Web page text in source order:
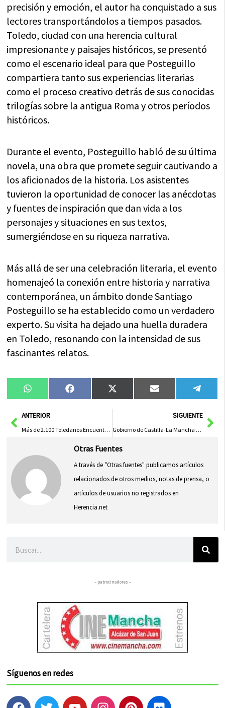
precisión y emoción, el autor ha conquistado a sus
lectores transportándolos a tiempos pasados.
Toledo, ciudad con una herencia cultural
impresionante y paisajes históricos, se presentó
como el escenario ideal para que Posteguillo
compartiera tanto sus experiencias literarias
como el proceso creativo detrás de sus conocidas
trilogías sobre la antigua Roma y otros períodos
históricos.
Durante el evento, Posteguillo habló de su última
novela, una obra que promete seguir cautivando a
los aficionados de la historia. Los asistentes
tuvieron la oportunidad de conocer las anécdotas
y fuentes de inspiración que dan vida a los
personajes y situaciones en sus textos,
sumergiéndose en su riqueza narrativa.
Más allá de ser una celebración literaria, el evento
homenajeó la conexión entre historia y narrativa
contemporánea, un ámbito donde Santiago
Posteguillo se ha establecido como un verdadero
experto. Su visita ha dejado una huella duradera
en Toledo, resonando con la intensidad de sus
fascinantes relatos.
Compartir
en
WhatsAppCompartir
en
FacebookCompartir
en
X
(Twitter)
Compartir
en
Email
en
AntANTERIOR
Más de 2.100 Toledanos Encuentran Empleo Gracias al Plan de Castilla-La Mancha
SIGUIENTE
Gobierno de Castilla-La Mancha Respalda Asociaciones Femeninas para Impulsar Igualdad de Género en la Región
Otras Fuentes
A través de "Otras fuentes" publicamos artículos
relacionados de otros medios, notas de prensa, o
artículos de usuarios no registrados en
Herencia.net
– patrocinadores –
Síguenos en redes
F T Y I P F